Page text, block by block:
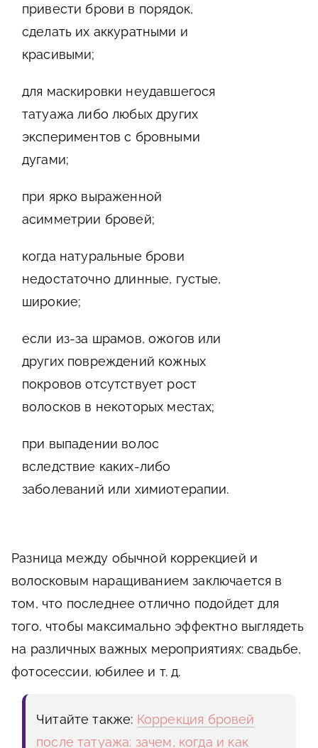
привести брови в порядок,
сделать их аккуратными и
красивыми;
для маскировки неудавшегося
татуажа либо любых других
экспериментов с бровными
дугами;
при ярко выраженной
асимметрии бровей;
когда натуральные брови
недостаточно длинные, густые,
широкие;
если из-за шрамов, ожогов или
других повреждений кожных
покровов отсутствует рост
волосков в некоторых местах;
при выпадении волос
вследствие каких-либо
заболеваний или химиотерапии.
Разница между обычной коррекцией и
волосковым наращиванием заключается в
том, что последнее отлично подойдет для
того, чтобы максимально эффектно выглядеть
на различных важных мероприятиях: свадьбе,
фотосессии, юбилее и т. д.
Читайте также: Коррекция бровей
после татуажа: зачем, когда и как